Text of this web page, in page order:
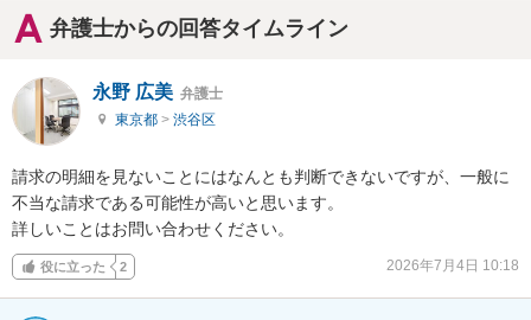
弁護士からの回答タイムライン
永野 広美 弁護士
東京都 > 渋谷区
請求の明細を見ないことにはなんとも判断できないですが、一般に
不当な請求である可能性が高いと思います。
詳しいことはお問い合わせください。
役に立った 2 2026年7月4日 10:18